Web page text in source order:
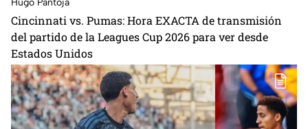
Hugo Pantoja
Cincinnati vs. Pumas: Hora EXACTA de transmisión
del partido de la Leagues Cup 2026 para ver desde
Estados Unidos